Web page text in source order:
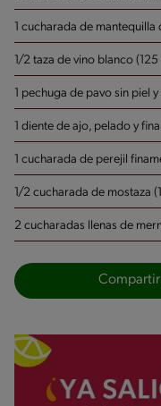
1 cucharada de mantequilla
1/2 taza de vino blanco (125
1 pechuga de pavo sin piel
1 diente de ajo, pelado y
1 cucharada de perejil
1/2 cucharada de mostaza
2 cucharadas llenas de
Compartir